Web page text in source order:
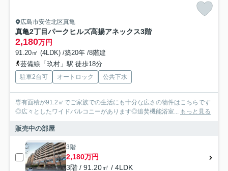
広島市安佐北区真亀
真亀2丁目パークヒルズ高揚アネックス3階
2,180万円
91.20㎡ (4LDK) /築20年 /8階建
芸備線「玖村」駅 徒歩18分
駐車2台可 オートロック 公共下水
専有面積が91.2㎡でご家族での生活にも十分な広さの物件はこちらです
◎広々としたワイドバルコニーがあります◎追焚機能浴室...
もっと見る
販売中の部屋
3階
2,180万円
3階 / 91.20㎡ / 4LDK